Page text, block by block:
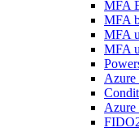
MFA
MFA
MFA
MFA
Azure
Azure